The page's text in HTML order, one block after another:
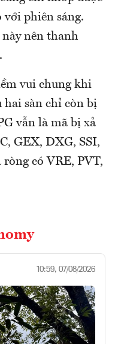
với phiên sáng.
này nên thanh
vui chung khi
hai sàn chỉ còn bị
vẫn là mã bị xả
GEX, DXG, SSI,
có VRE, PVT,
10:59, 07/08/2026